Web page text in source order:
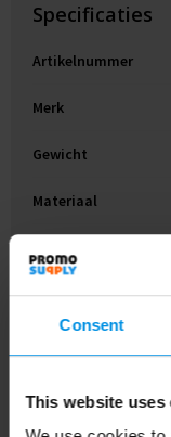
Consent
This website uses
Specificaties
Artikelnummer
Merk
Gewicht
Materiaal
Kleur